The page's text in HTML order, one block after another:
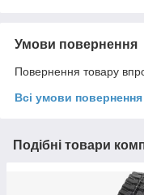
Умови повернення
Повернення товару
Всі умови повернення
Подібні товари